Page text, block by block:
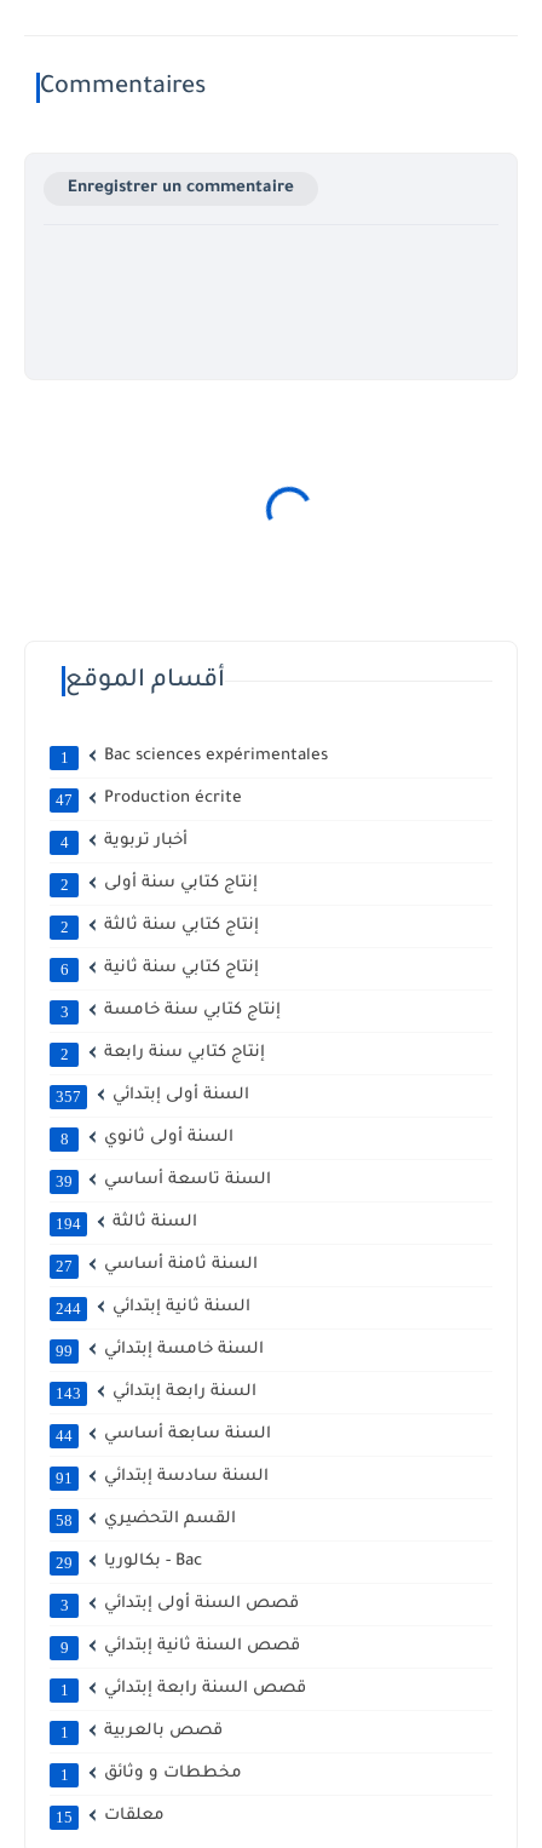
Commentaires
Enregistrer un commentaire
أقسام الموقع
Bac sciences expérimentales
1
Production écrite
47
أخبار تربوية 4
إنتاج كتابي سنة أولى 2
إنتاج كتابي سنة ثالثة 2
إنتاج كتابي سنة ثانية 6
إنتاج كتابي سنة خامسة 3
إنتاج كتابي سنة رابعة 2
السنة أولى إبتدائي 357
السنة أولى ثانوي 8
السنة تاسعة أساسي 39
السنة ثالثة 194
السنة ثامنة أساسي 27
السنة ثانية إبتدائي 244
السنة خامسة إبتدائي 99
السنة رابعة إبتدائي 143
السنة سابعة أساسي 44
السنة سادسة إبتدائي 91
القسم التحضيري 58
بكالوريا - Bac 29
قصص السنة أولى إبتدائي 3
قصص السنة ثانية إبتدائي 9
قصص السنة رابعة إبتدائي 1
قصص بالعربية 1
مخططات و وثائق 1
معلقات 15